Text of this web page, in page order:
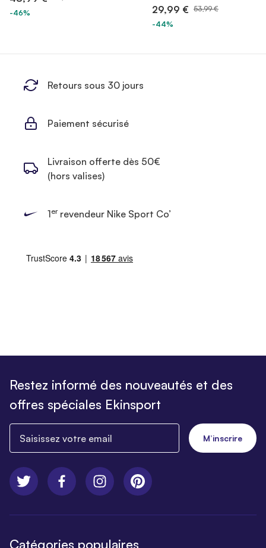
-46%
29,99 € 53,99 €
-44%
Retours sous 30 jours
Paiement sécurisé
Livraison offerte dès 50€
(hors valises)
1errevendeur Nike Sport Co’
Restez informé des nouveautés et des
offres spéciales Ekinsport
M’inscrire
Catégories populaires